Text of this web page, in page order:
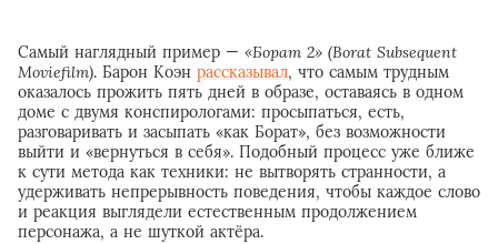
Самый наглядный пример — «Борат 2» (Borat Subsequent
Moviefilm). Барон Коэн рассказывал, что самым трудным
оказалось прожить пять дней в образе, оставаясь в одном
доме с двумя конспирологами: просыпаться, есть,
разговаривать и засыпать «как Борат», без возможности
выйти и «вернуться в себя». Подобный процесс уже ближе
к сути метода как техники: не вытворять странности, а
удерживать непрерывность поведения, чтобы каждое слово
и реакция выглядели естественным продолжением
персонажа, а не шуткой актёра.